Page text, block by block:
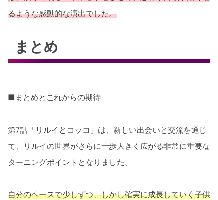
るような感動的な演出でした。
まとめ
■まとめとこれからの期待
第7話「リルイとコッコ」は、新しい出会いと交流を通じ
て、リルイの世界がさらに一歩大きく広がる非常に重要な
ターニングポイントとなりました。
自分のペースで少しずつ、しかし確実に成長していく子供